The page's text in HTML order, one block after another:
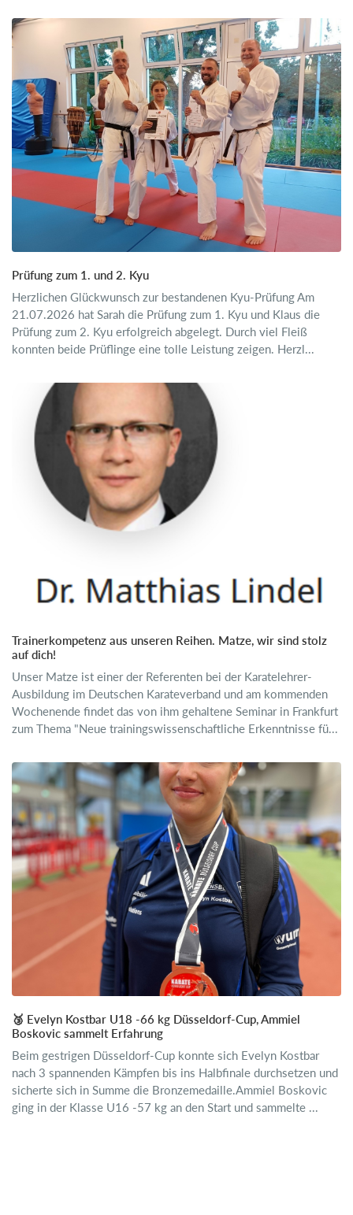
Prüfung zum 1. und 2. Kyu
Herzlichen Glückwunsch zur bestandenen Kyu-Prüfung Am
21.07.2026 hat Sarah die Prüfung zum 1. Kyu und Klaus die
Prüfung zum 2. Kyu erfolgreich abgelegt. Durch viel Fleiß
konnten beide Prüflinge eine tolle Leistung zeigen. Herzl...
Trainerkompetenz aus unseren Reihen. Matze, wir sind stolz
auf dich!
Unser Matze ist einer der Referenten bei der Karatelehrer-
Ausbildung im Deutschen Karateverband und am kommenden
Wochenende findet das von ihm gehaltene Seminar in Frankfurt
zum Thema "Neue trainingswissenschaftliche Erkenntnisse fü...
🥉 Evelyn Kostbar U18 -66 kg Düsseldorf-Cup, Ammiel
Boskovic sammelt Erfahrung
Beim gestrigen Düsseldorf-Cup konnte sich Evelyn Kostbar
nach 3 spannenden Kämpfen bis ins Halbfinale durchsetzen und
sicherte sich in Summe die Bronzemedaille.Ammiel Boskovic
ging in der Klasse U16 -57 kg an den Start und sammelte ...